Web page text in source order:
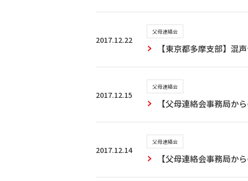
2017.12.22
父母連絡会
【東京都多摩支部】混
2017.12.15
父母連絡会
【父母連絡会事務局か
2017.12.14
父母連絡会
【父母連絡会事務局か